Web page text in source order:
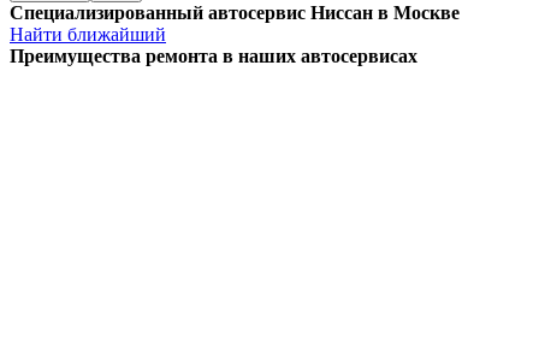
Специализированный автосервис Ниссан в Москве
Найти ближайший
Преимущества ремонта в наших автосервисах